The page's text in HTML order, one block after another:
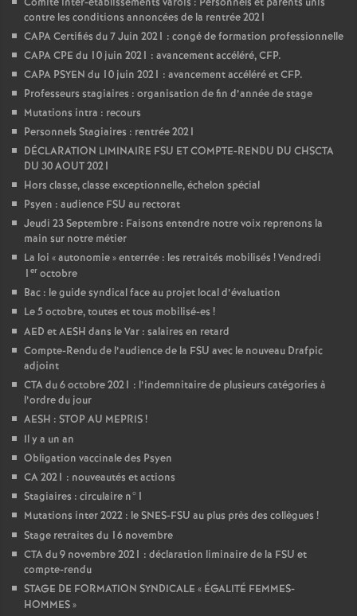
contre les conditions annoncées de la rentrée 2021
CAPA Certifiés du 7 Juin 2021 : congé de formation professionnelle
CAPA CPE du 10 juin 2021 : avancement accéléré, CFP.
CAPA PSYEN du 10 juin 2021 : avancement accéléré et CFP.
Professeurs stagiaires : organisation de fin d’année de stage
Mutations intra : recours
Personnels Stagiaires : rentrée 2021
DÉCLARATION LIMINAIRE FSU ET COMPTE-RENDU DU CHSCTA
DU 30 AOUT 2021
Hors classe, classe exceptionnelle, échelon spécial
Psyen : audience FSU au rectorat
Jeudi 23 Septembre : Faisons entendre notre voix reprenons la
main sur notre métier
La loi «autonomie» enterrée : les retraités mobilisés ! Vendredi
1 er octobre
Bac : le guide syndical face au projet local d’évaluation
Le 5 octobre, toutes et tous mobilisé-es !
AED et AESH dans le Var : salaires en retard
Compte-Rendu de l’audience de la FSU avec le nouveau Drafpic
adjoint
CTA du 6 octobre 2021 : l’indemnitaire de plusieurs catégories à
l’ordre du jour
AESH : STOP AU MEPRIS!
Il y a un an
Obligation vaccinale des Psyen
CA 2021 : nouveautés et actions
Stagiaires : circulaire n°1
Mutations inter 2022 : le SNES-FSU au plus près des collègues !
Stage retraites du 16 novembre
CTA du 9 novembre 2021 : déclaration liminaire de la FSU et
compte-rendu
STAGE DE FORMATION SYNDICALE « ÉGALITÉ FEMMES-
HOMMES»